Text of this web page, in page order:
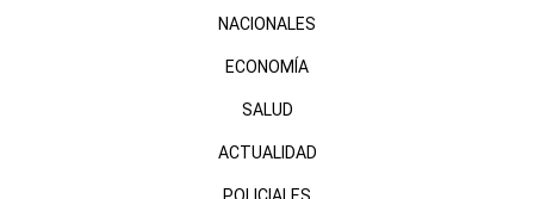
NACIONALES
ECONOMÍA
SALUD
ACTUALIDAD
POLICIALES